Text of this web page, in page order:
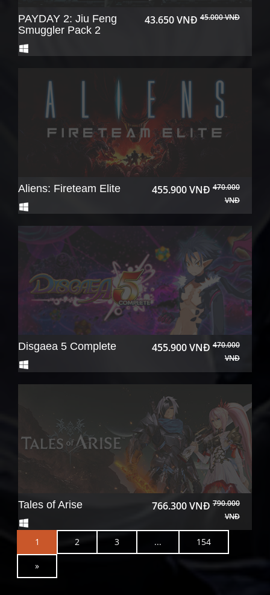
PAYDAY 2: Jiu Feng
Smuggler Pack 2
43.650 VNĐ 45.000 VNĐ
Aliens: Fireteam Elite 455.900 VNĐ 470.000
VNĐ
Disgaea 5 Complete 455.900 VNĐ 470.000
VNĐ
Tales of Arise 766.300 VNĐ 790.000
VNĐ
1 2 3 ... 154
»N
e